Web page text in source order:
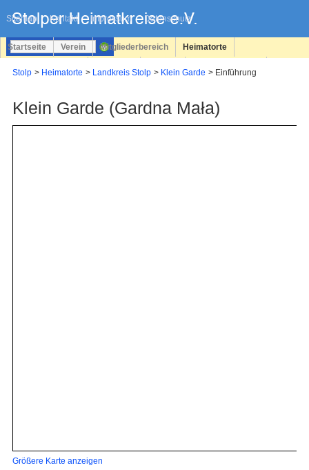
Sitemap Kontakt Impressum Datenschutz
überspringen
Startseite Verein Mitgliederbereich Heimatorte
Stolp Heimatorte Landkreis Stolp Klein Garde Einführung
Klein Garde (Gardna Mała)
Größere Karte anzeigen